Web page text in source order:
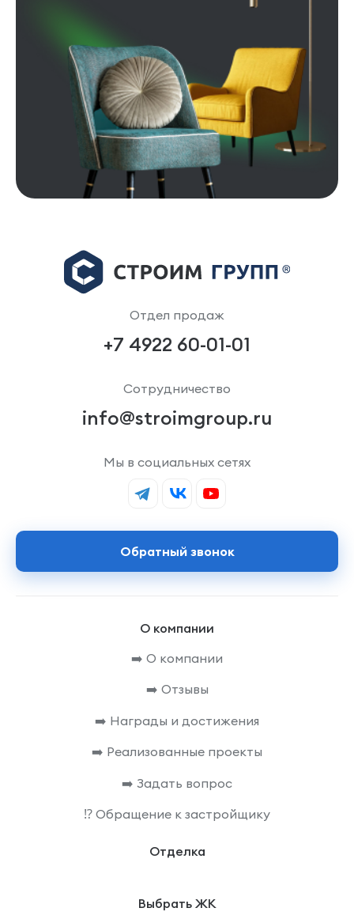
О компании
➡️ О компании
➡️ Отзывы
➡️ Награды и достижения
➡️ Реализованные проекты
➡️ Задать вопрос
⁉️ Обращение к застройщику
Отделка
Выбрать ЖК
Отдел продаж
+7 4922 60-01-01
Сотрудничество
info@stroimgroup.ru
Мы в социальных сетях
Обратный звонок